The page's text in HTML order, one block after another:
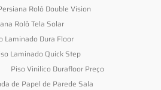
Rolô Double Vision
Rolô Tela Solar
Laminado Dura Floor
Laminado Quick Step
Piso Vinilico Durafloor Preço
de Papel de Parede Sala